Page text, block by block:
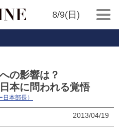
8/9(日)
の影響は？
本に問われる覚悟
本部長）
2013/04/19